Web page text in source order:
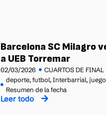
Barcelona SC Milagro
a UEB Torremar
02/03/2026
CUARTOS DE FINAL
deporte,futbol,Interbarrial, juego
Resumen de la fecha
Leer todo